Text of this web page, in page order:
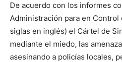
De acuerdo con los informes
Administración para en Control
siglas en inglés) el Cártel de
mediante el miedo, las
asesinando a policías locales,